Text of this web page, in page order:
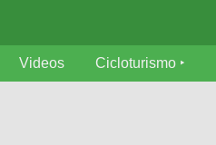
Videos Cicloturismo